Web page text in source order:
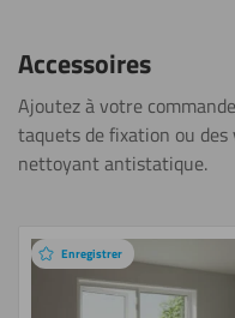
Accessoires
Ajoutez à votre
taquets de fixation ou
nettoyant antistatique.
recommandés
Enregistrer